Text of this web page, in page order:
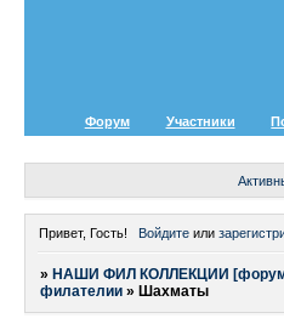
Форум Участники
Привет, Гость! Войдитеили
» НАШИ ФИЛ КОЛЛЕКЦИИ [форум
филателии » Шахматы